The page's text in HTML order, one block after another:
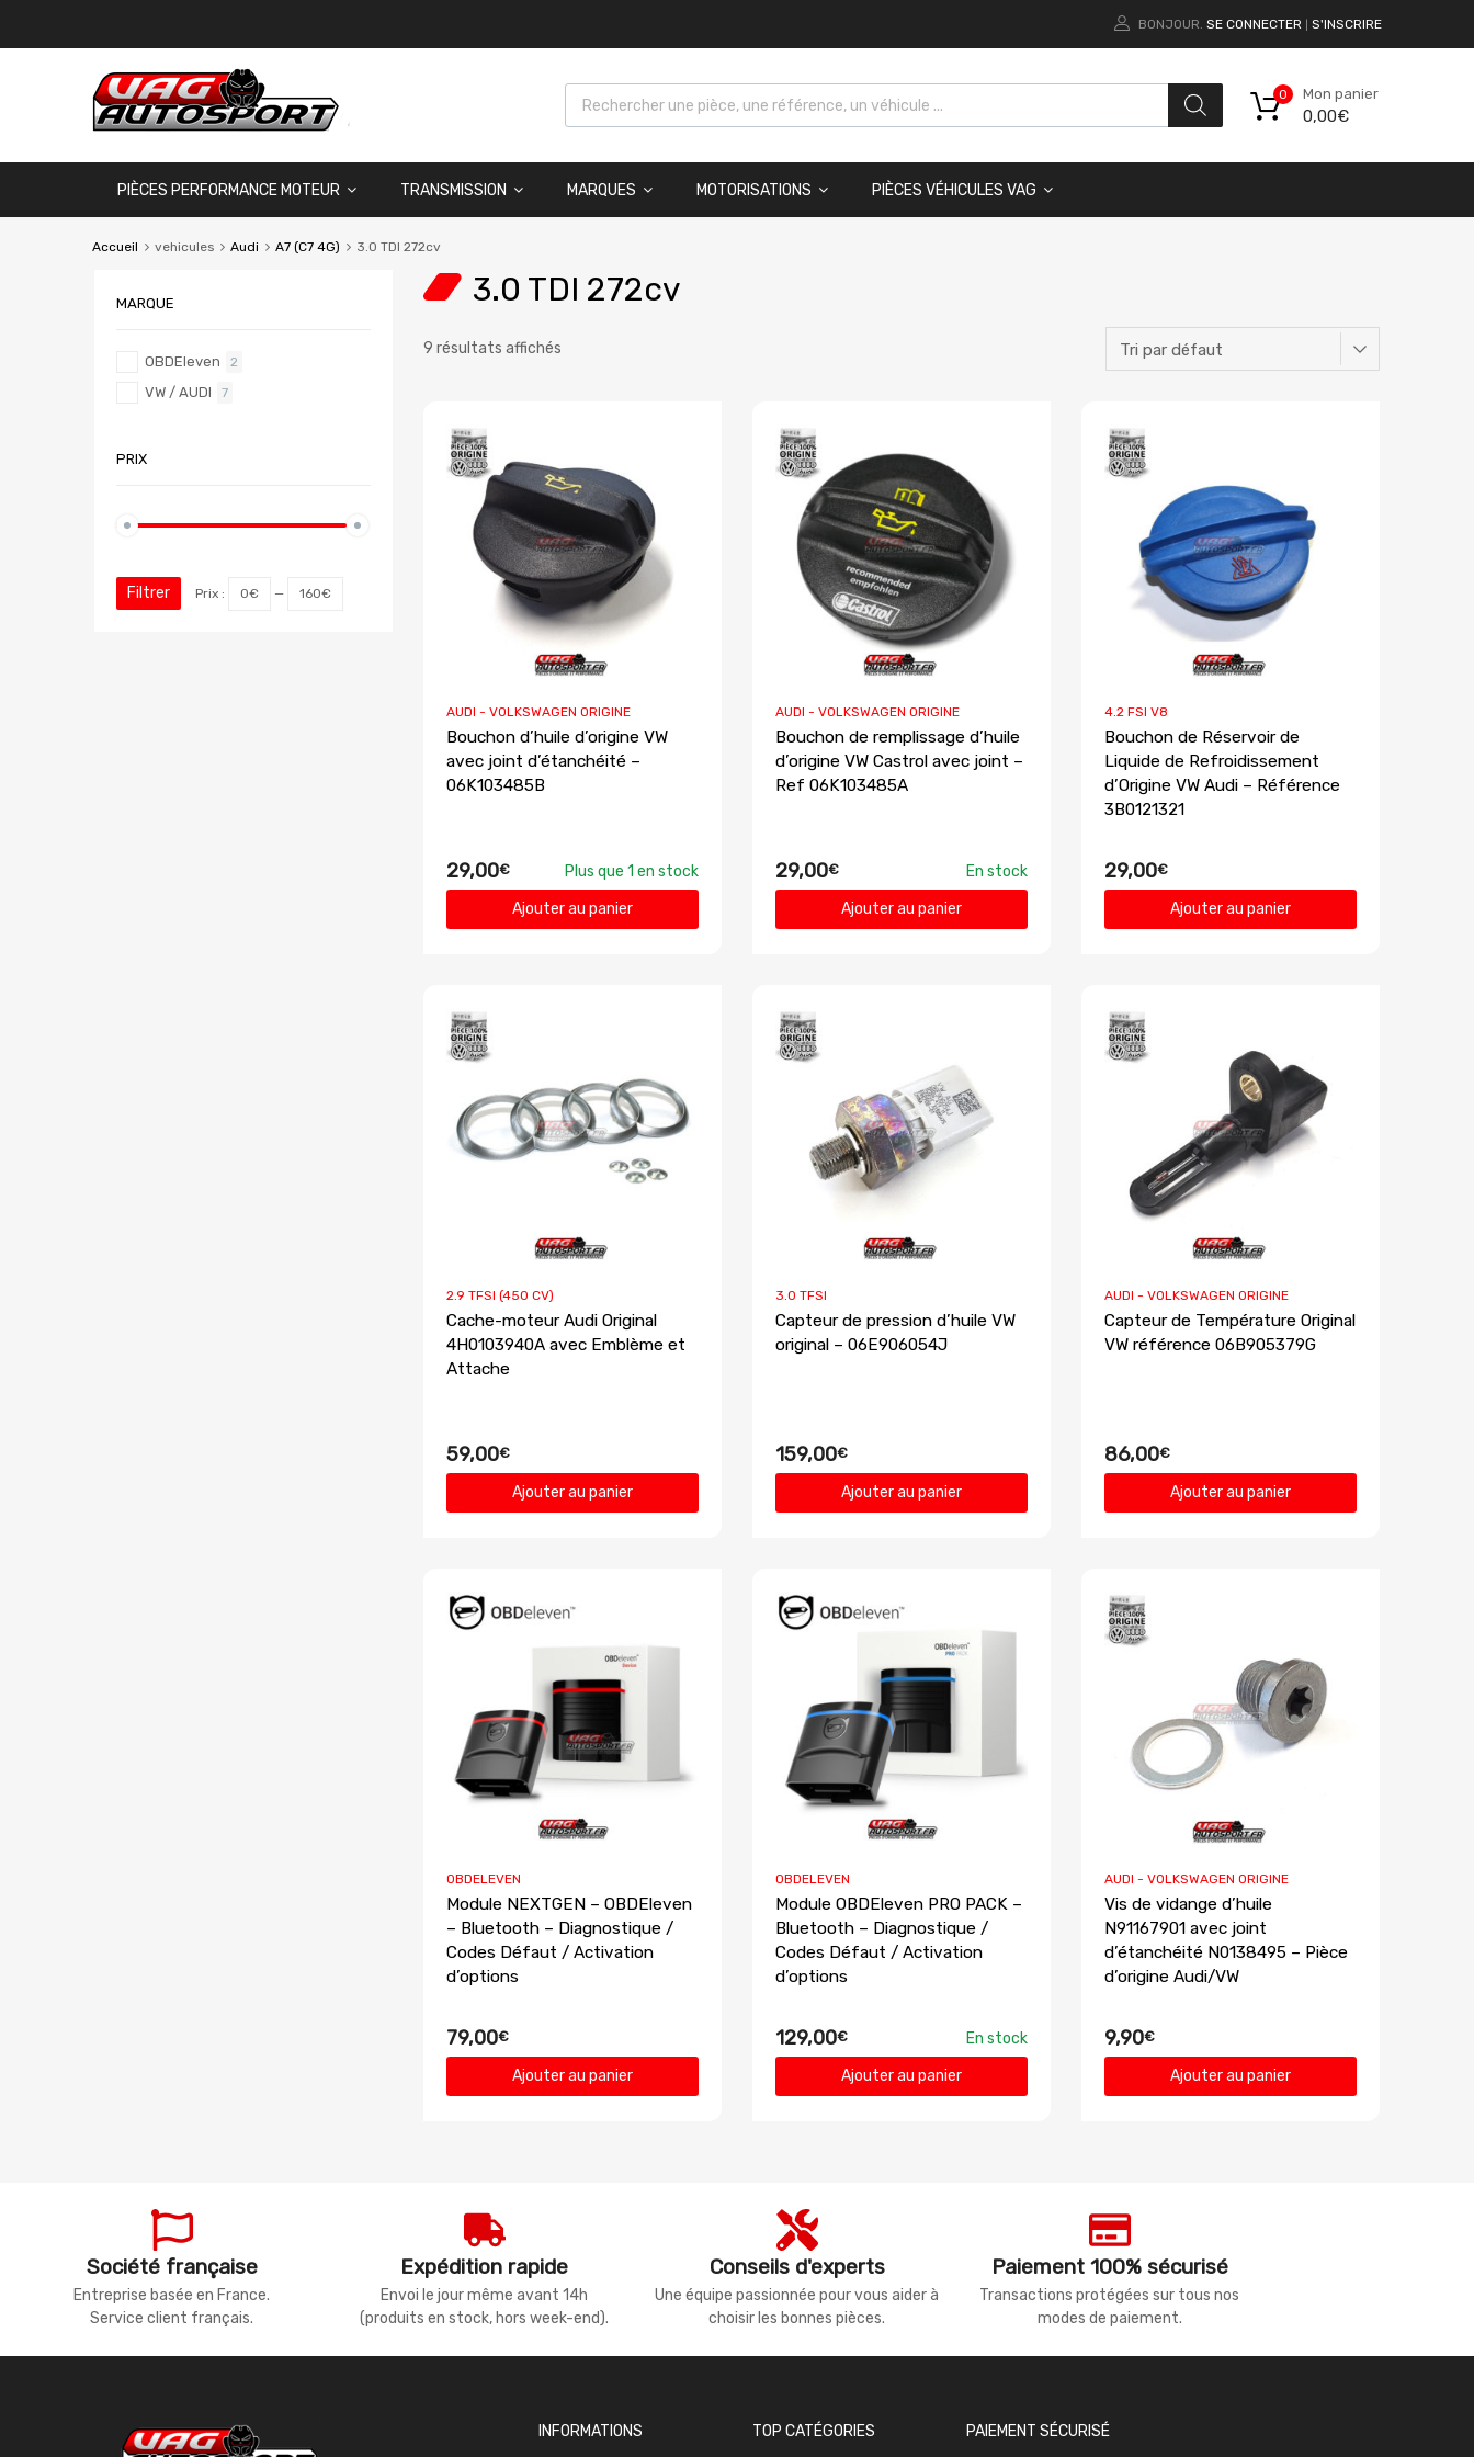
BONJOUR. SE CONNECTER S'INSCRIRE
Mon panier
0,00€
0
PIÈCES PERFORMANCE MOTEUR TRANSMISSION MARQUES MOTORISATIONS PIÈCES VÉHICULES VAG
Accueil vehicules Audi A7 (C7 4G) 3.0 TDI 272cv
3.0 TDI 272cv
9 résultats affichés
AUDI - VOLKSWAGEN ORIGINE
Bouchon d’huile d’origine VW
avec joint d’étanchéité –
06K103485B
29,00€
Plus que 1 en stock
Ajouter au panier
AUDI - VOLKSWAGEN ORIGINE
Bouchon de remplissage d’huile
d’origine VW Castrol avec joint –
Ref 06K103485A
29,00€
En stock
Ajouter au panier
4.2 FSI V8
Bouchon de Réservoir de
Liquide de Refroidissement
d’Origine VW Audi – Référence
3B0121321
29,00€
Ajouter au panier
2.9 TFSI (450 CV)
Cache-moteur Audi Original
4H0103940A avec Emblème et
Attache
59,00€
Ajouter au panier
3.0 TFSI
Capteur de pression d’huile VW
original – 06E906054J
159,00€
Ajouter au panier
AUDI - VOLKSWAGEN ORIGINE
Capteur de Température Original
VW référence 06B905379G
86,00€
Ajouter au panier
OBDELEVEN
Module NEXTGEN – OBDEleven
– Bluetooth – Diagnostique /
Codes Défaut / Activation
d’options
79,00€
Ajouter au panier
OBDELEVEN
Module OBDEleven PRO PACK –
Bluetooth – Diagnostique /
Codes Défaut / Activation
d’options
129,00€
En stock
Ajouter au panier
AUDI - VOLKSWAGEN ORIGINE
Vis de vidange d’huile
N91167901 avec joint
d’étanchéité N0138495 – Pièce
d’origine Audi/VW
9,90€
Ajouter au panier
MARQUE
OBDEleven 2
VW / AUDI 7
PRIX
Filtrer Prix : 0€ — 160€
Société française
Entreprise basée en France.
Service client français.
Expédition rapide
Envoi le jour même avant 14h
(produits en stock, hors week-end).
Conseils d'experts
Une équipe passionnée pour vous aider à
choisir les bonnes pièces.
Paiement 100% sécurisé
Transactions protégées sur tous nos
modes de paiement.
INFORMATIONS TOP CATÉGORIES PAIEMENT SÉCURISÉ